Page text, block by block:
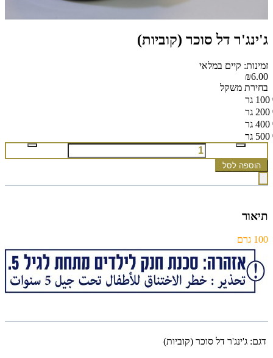
ג'ינג'ר דל סוכר (קוביות)
זמינות: קיים במלאי
₪6.00
בחירת משקל
100 גר
200 גר
400 גר
500 גר
הוספה לסל
תיאור
100 גרם
דגם: ג'ינג'ר דל סוכר (קוביות)